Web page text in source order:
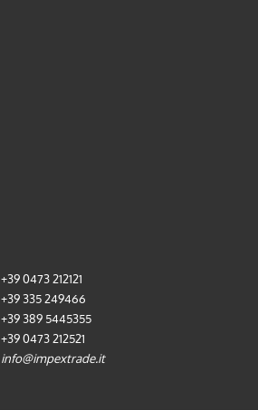
+39 0473 212121
+39 335 249466
+39 389 5445355
+39 0473 212521
info@impextrade.it